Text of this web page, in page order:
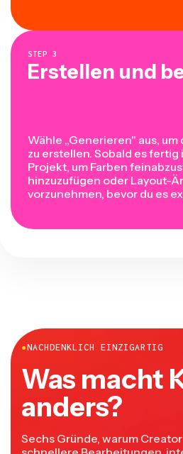
STEP 3
Erstellen und
Wähle „Generieren" aus,
zu erstellen. Sobald es fertig
Projekt, um Farben
hinzuzufügen oder Layout-
vorzunehmen, bevor du es
●NACHDENKLICH EINZIGARTIG
Was macht
anders?
Sechs Gründe, warum